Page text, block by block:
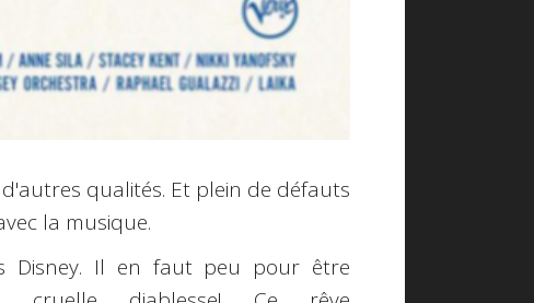
qualités. Et plein de défauts
la musique.
Disney. Il en faut peu pour être